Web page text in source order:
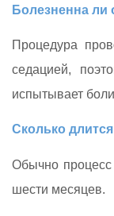
Болезненна ли
Процедура
седацией,
испытывает
Сколько
Обычно процесс
шести месяцев.